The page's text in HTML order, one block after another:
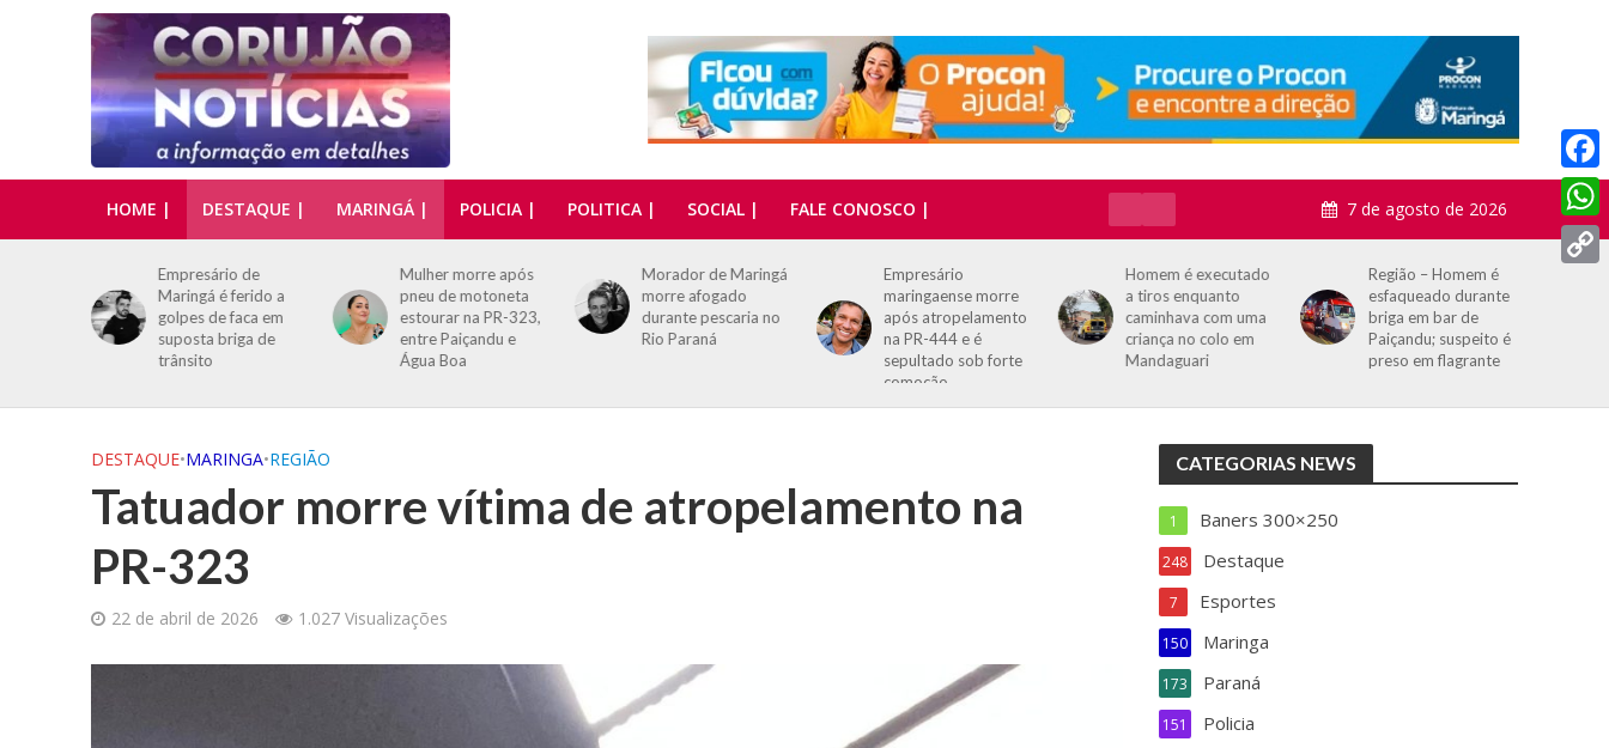
HOME | DESTAQUE | MARINGÁ | POLICIA | POLITICA | SOCIAL | FALE CONOSCO | 7 de agosto de 2026
Mulher morre após
pneu de motoneta
estourar na PR-323,
entre Paiçandu e
Água Boa
Morador de Maringá
morre afogado
durante pescaria no
Rio Paraná
Empresário
maringaense morre
após atropelamento
na PR-444 e é
Homem é executado
a tiros enquanto
caminhava com uma
criança no colo em
Mandaguari
Região – Homem é
esfaqueado durante
briga em bar de
Paiçandu; suspeito é
preso em flagrante
Motorista perde
controle de Audi
preparado para
arrancada e destrói
veículo após colisão
DESTAQUE•MARINGA•REGIÃO
Tatuador morre vítima de atropelamento na
PR-323
22 de abril de 2026 1.027 Visualizações
CATEGORIAS NEWS
Baners 300×250
1
Destaque
248
Esportes
7
Maringa
150
Paraná
173
Policia
151
F
a
c
o
W